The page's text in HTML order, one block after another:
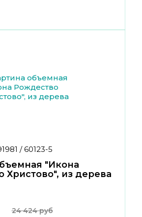
/ 60123-5
"Икона
Христово", из дерева
24 424 руб